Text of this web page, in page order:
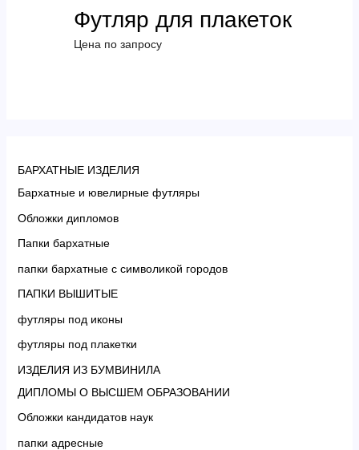
БАРХАТНЫЕ ИЗДЕЛИЯ
Бархатные и ювелирные футляры
Обложки дипломов
Папки бархатные
папки бархатные с символикой городов
ПАПКИ ВЫШИТЫЕ
футляры под иконы
футляры под плакетки
ИЗДЕЛИЯ ИЗ БУМВИНИЛА
ДИПЛОМЫ О ВЫСШЕМ ОБРАЗОВАНИИ
Обложки кандидатов наук
папки адресные
Футляр для плакеток
Цена по запросу